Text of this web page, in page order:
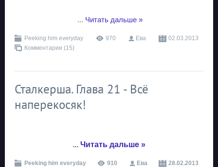
... Читать дальше »
Peeking him everyday 970 Ева
02.03.2013
Комментарии (15)
Сталкерша. Глава 21 - Всё
наперекосяк!
... Читать дальше »
Peeking him everyday 910 Ева
28.02.2013